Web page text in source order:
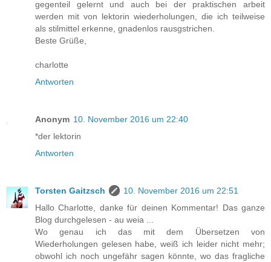
gegenteil gelernt und auch bei der praktischen arbeit
werden mit von lektorin wiederholungen, die ich teilweise
als stilmittel erkenne, gnadenlos rausgstrichen.
Beste Grüße,
charlotte
Antworten
Anonym 10. November 2016 um 22:40
*der lektorin
Antworten
Torsten Gaitzsch
10. November 2016 um 22:51
Hallo Charlotte, danke für deinen Kommentar! Das ganze
Blog durchgelesen - au weia ...
Wo genau ich das mit dem Übersetzen von
Wiederholungen gelesen habe, weiß ich leider nicht mehr;
obwohl ich noch ungefähr sagen könnte, wo das fragliche